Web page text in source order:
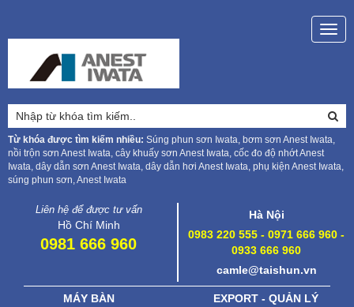
Từ khóa được tìm kiếm nhiều: Súng phun sơn Iwata, bơm sơn Anest Iwata,
nồi trộn sơn Anest Iwata, cây khuấy sơn Anest Iwata, cốc đo độ nhớt Anest
Iwata, dây dẫn sơn Anest Iwata, dây dẫn hơi Anest Iwata, phụ kiện Anest Iwata,
súng phun sơn, Anest Iwata
Liên hệ để được tư vấn
Hồ Chí Minh
0981 666 960
Hà Nội
0983 220 555 - 0971 666 960 -
0933 666 960
camle@taishun.vn
MÁY BÀN
EXPORT - QUẢN LÝ